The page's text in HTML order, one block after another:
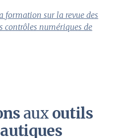
formation sur la revue des
contrôles numériques de
aux outils